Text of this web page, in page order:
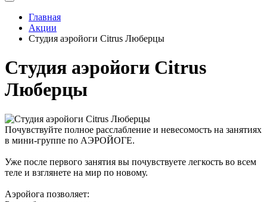
Главная
Акции
Студия аэройоги Citrus Люберцы
Студия аэройоги Citrus
Люберцы
Почувствуйте полное расслабление и невесомость на занятиях
в мини-группе по АЭРОЙОГЕ.
Уже после первого занятия вы почувствуете легкость во всем
теле и взглянете на мир по новому.
Аэройога позволяет: